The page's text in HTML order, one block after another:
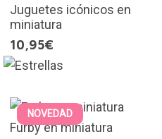
Juguetes icónicos en
miniatura
10,95€
NOVEDAD
Furby en miniatura